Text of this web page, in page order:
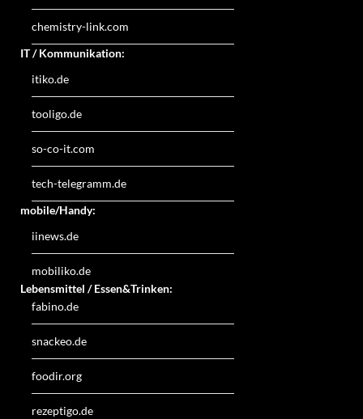
chemistry-link.com
IT / Kommunikation:
itiko.de
tooligo.de
so-co-it.com
tech-telegramm.de
mobile/Handy:
iinews.de
mobiliko.de
Lebensmittel / Essen&Trinken:
fabino.de
snackeo.de
foodir.org
rezeptigo.de